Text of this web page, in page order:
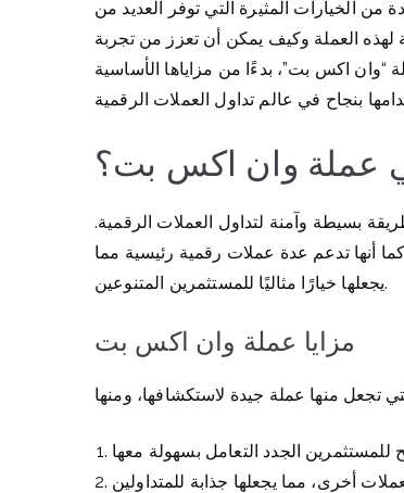
من الخيارات المثيرة التي توفر العديد من
لهذه العملة وكيف يمكن أن تعزز من تجربة
اكس بت”، بدءًا من مزاياها الأساسية
عملة وان اكس بت؟
بسيطة وآمنة لتداول العملات الرقمية.
أنها تدعم عدة عملات رقمية رئيسية مما
يجعلها خيارًا مثاليًا للمستثمرين المتنوعين.
مزايا عملة وان اكس بت